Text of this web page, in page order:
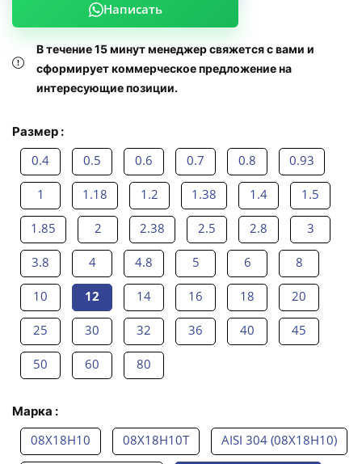
Написать
В течение 15 минут менеджер свяжется с вами и
сформирует коммерческое предложение на
интересующие позиции.
Размер :
0.4 0.5 0.6 0.7 0.8 0.93
1 1.18 1.2 1.38 1.4 1.5
1.85 2 2.38 2.5 2.8 3
3.8 4 4.8 5 6 8
10 12 14 16 18 20
25 30 32 36 40 45
50 60 80
Марка :
08Х18Н10 08Х18Н10Т AISI 304 (08Х18Н10)